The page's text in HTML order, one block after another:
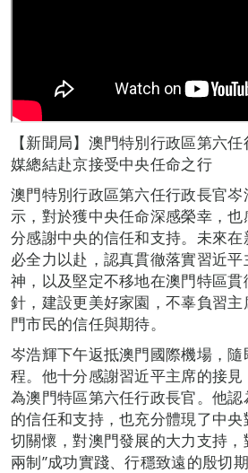
【新聞局】澳門特別行政區第六
媒總結赴京接受中央任命之行
澳門特別行政區第六任行政長官
示，對於獲中央任命深感榮幸，
分感謝中央的信任和支持。未來
必全力以赴，認真貫徹落實習近
神，以及堅定不移地在澳門特區貫
針，建設更美好家園，不辜負習
門市民的信任與期待。
岑浩輝下午返抵澳門國際機場，
程。他十分感謝習近平主席的接
為澳門特區第六任行政長官。他認
的信任和支持，也充分體現了中
切關懷，對澳門發展的大力支持，
兩制”成功實踐、行穩致遠的殷切期